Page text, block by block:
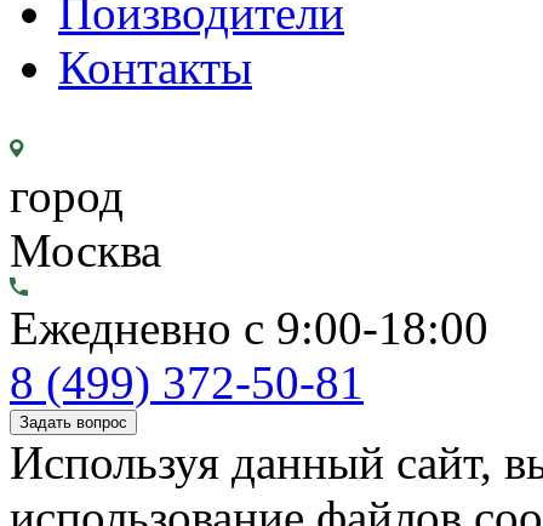
Поизводители
Контакты
город
Москва
Ежедневно с 9:00-18:00
8 (499) 372-50-81
Задать вопрос
Используя данный сайт,